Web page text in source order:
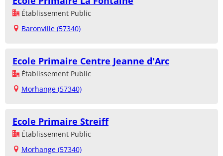
Établissement Public
Baronville (57340)
Ecole Primaire Centre Jeanne d'Arc
Établissement Public
Morhange (57340)
Ecole Primaire Streiff
Établissement Public
Morhange (57340)